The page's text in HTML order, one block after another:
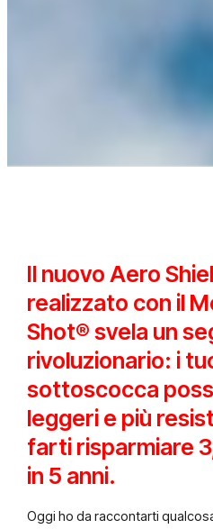
Il nuovo Aero
realizzato con il
Shot® svela un
rivoluzionario: i
sottoscocca
leggeri e più
farti risparmiare
in 5 anni.
Oggi ho da raccontarti